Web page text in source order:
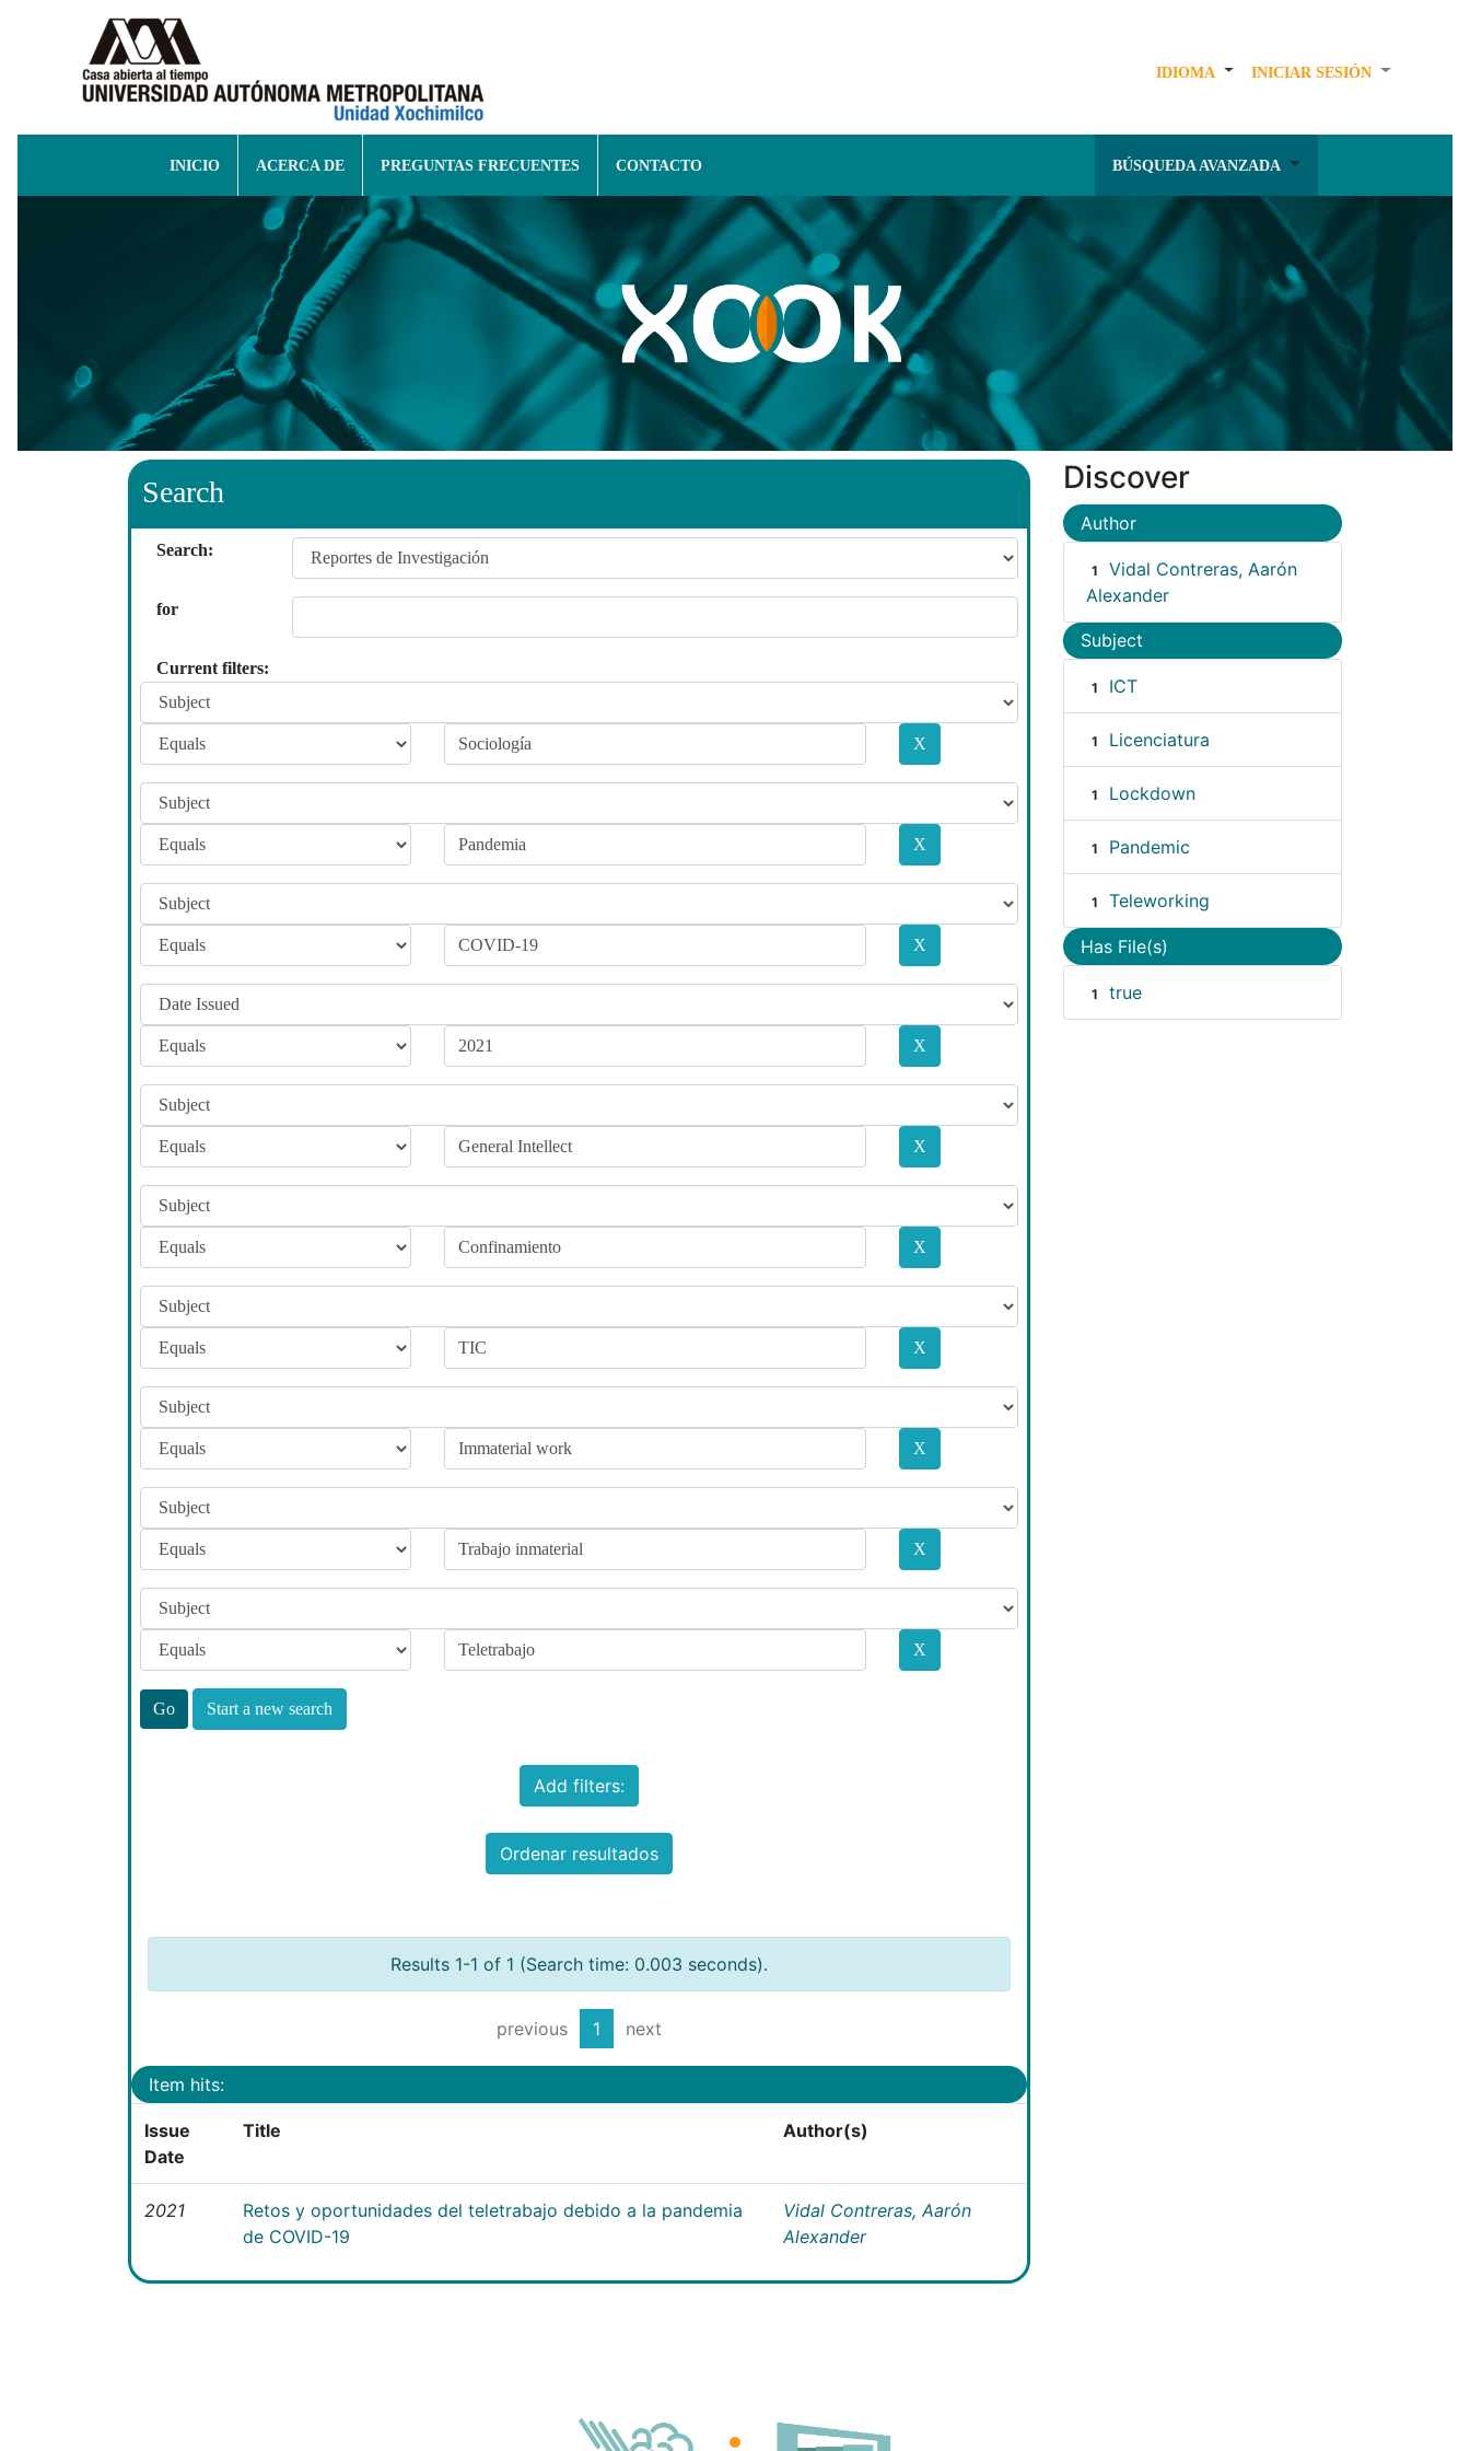
IDIOMA INICIAR SESIÓN
INICIO ACERCA DE PREGUNTAS FRECUENTES CONTACTO BÚSQUEDA AVANZADA
Search
Search:
for
Current filters:
Start a new search
Add filters:
Ordenar resultados
Results 1-1 of 1 (Search time: 0.003 seconds).
previous 1 next
Item hits:
Issue
Date
Title Author(s)
2021
Retos y oportunidades del teletrabajo debido a la pandemia
de COVID-19
Vidal Contreras, Aarón
Alexander
Discover
Author
1
Vidal Contreras, Aarón
Alexander
Subject
1 ICT
1 Licenciatura
1 Lockdown
1 Pandemic
1 Teleworking
Has File(s)
1 true